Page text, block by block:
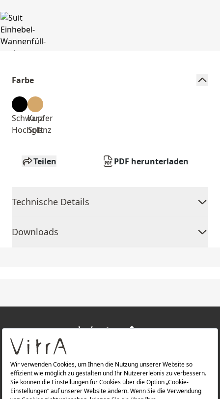
Farbe
Schwarz
Hochglanz
Kupfer
Soft
Teilen PDF herunterladen
Technische Details
Downloads
ÜBER UNS